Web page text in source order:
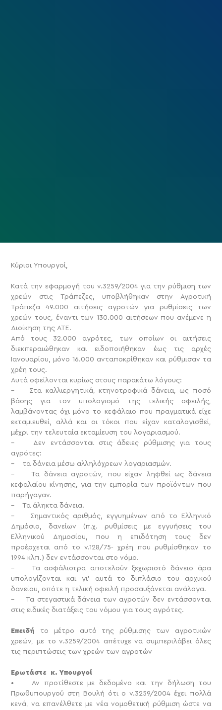
Κύριοι Υπουργοί,
Κατά την εφαρμογή του ν.3259/2004 για την ρύθμιση των
χρεών στις Τράπεζες, υποβλήθηκαν στην Αγροτική
Τράπεζα 49.000 αιτήσεις αγροτών για ρυθμίσεις των
χρεών τους, έναντι των 130.000 αιτήσεων που ανέμενε η
Διοίκηση της ΑΤΕ.
Από τους 32.000 αγρότες, των οποίων οι αιτήσεις
διεκπεραιώθηκαν και ειδοποιήθηκαν έως τις αρχές
Ιανουαρίου, μόνο 16.000 ανταποκρίθηκαν και ρύθμισαν τα
χρέη τους.
Αυτά οφείλονται κυρίως στους παρακάτω λόγους:
– Στα καλλιεργητικά, κτηνοτροφικά δάνεια, ως ποσό
βάσης για τον υπολογισμό της τελικής οφειλής,
λαμβάνοντας όχι μόνο το κεφάλαιο που πραγματικά είχε
εκταμιευθεί, αλλά και οι τόκοι που είχαν καταλογισθεί,
μέχρι την τελευταία εκταμίευση του λογαριασμού.
– Δεν εντάσσονται στις άδειες ρύθμισης για τους
αγρότες:
– τα δάνεια μέσω αλληλόχρεων λογαριασμών.
– Τα δάνεια αγροτών, που είχαν ληφθεί ως δάνεια
κεφαλαίου κίνησης, για την εμπορία των προϊόντων που
παρήγαγαν.
– Τα άληκτα δάνεια.
– Σημαντικός αριθμός, εγγυημένων από το Ελληνικό
Δημόσιο, δανείων (π.χ. ρυθμίσεις με εγγυήσεις του
Ελληνικού Δημοσίου, που η επιδότηση τους δεν
προέρχεται από το ν.128/75- χρέη που ρυθμίσθηκαν το
1994 κλπ.) δεν εντάσσονται στο νόμο.
– Τα ασφάλιστρα αποτελούν ξεχωριστό δάνειο άρα
υπολογίζονται και γι’ αυτά το διπλάσιο του αρχικού
δανείου, οπότε η τελική οφειλή προσαυξάνεται ανάλογα.
– Τα στεγαστικά δάνεια των αγροτών δεν εντάσσονται
στις ειδικές διατάξεις του νόμου για τους αγρότες.
Επειδή το μέτρο αυτό της ρύθμισης των αγροτικών
χρεών, με το ν.3259/2004 απέτυχε να συμπεριλάβει όλες
τις περιπτώσεις των χρεών των αγροτών
Ερωτάστε κ. Υπουργοί
• Αν προτίθεστε με δεδομένο και την δήλωση του
Πρωθυπουργού στη Βουλή ότι ο ν.3259/2004 έχει πολλά
κενά, να επανέλθετε με νέα νομοθετική ρύθμιση ώστε να